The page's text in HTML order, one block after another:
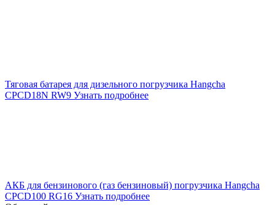
Тяговая батарея для дизельного погрузчика Hangcha
CPCD18N RW9 Узнать подробнее
АКБ для бензинового (газ бензиновый) погрузчика Hangcha
CPCD100 RG16 Узнать подробнее